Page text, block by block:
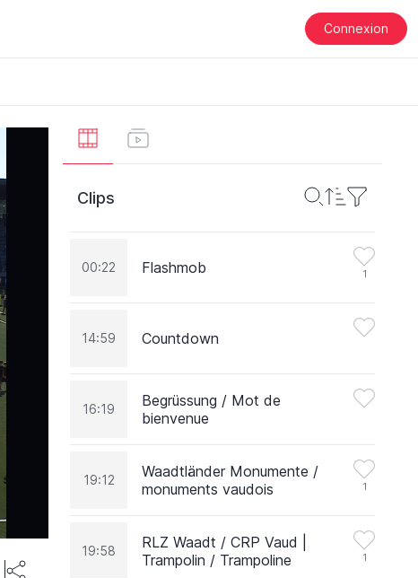
Connexion
Clips
00:22 Flashmob 1
14:59 Countdown
16:19
Begrüssung / Mot de
bienvenue
19:12
Waadtländer Monumente /
monuments vaudois
1
19:58
RLZ Waadt / CRP Vaud |
Trampolin / Trampoline
1